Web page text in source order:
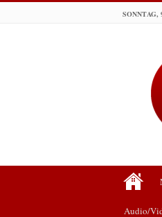
SONNTAG,
Audio/